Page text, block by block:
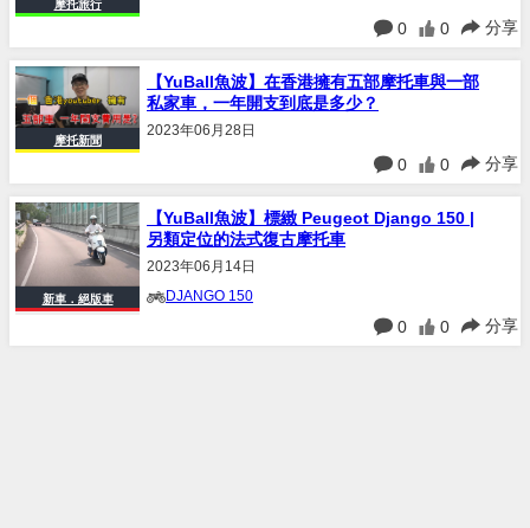
摩托旅行
0 0 分享
摩托新聞
【YuBall魚波】在香港擁有五部摩托車與一部
私家車，一年開支到底是多少？
2023年06月28日
0 0 分享
新車．絕版車
【YuBall魚波】標緻 Peugeot Django 150 |
另類定位的法式復古摩托車
2023年06月14日
DJANGO 150
0 0 分享